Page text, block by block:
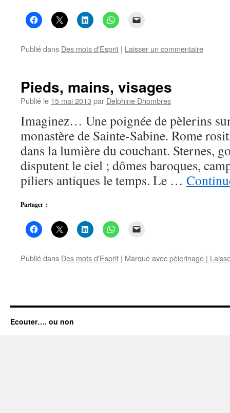
Publié dans Des mots d'Esprit | Laisser un commentaire
Pieds, mains, visages
Publié le 15 mai 2013 par Delphine Dhombres
Imaginez… Une poignée de pèlerins
monastère de Sainte-Sabine. Rome
dans la lumière du couchant. Sternes,
disputent le ciel ; dômes baroques,
piliers antiques le temps. Le …
Partager :
Publié dans Des mots d'Esprit | Marqué avecpèlerinage |
Ecouter…. ou non